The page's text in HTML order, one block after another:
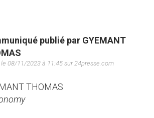
publié par GYEMANT
08/11/2023 à 11:45 sur 24presse.com
THOMAS